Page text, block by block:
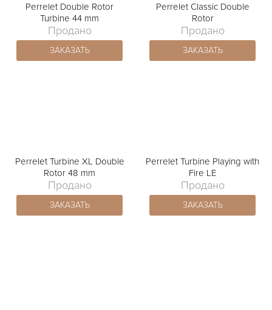
Perrelet Double Rotor
Turbine 44 mm
Продано
ЗАКАЗАТЬ
Perrelet Classic Double
Rotor
Продано
ЗАКАЗАТЬ
Perrelet Turbine XL Double
Rotor 48 mm
Продано
ЗАКАЗАТЬ
Perrelet Turbine Playing with
Fire LE
Продано
ЗАКАЗАТЬ